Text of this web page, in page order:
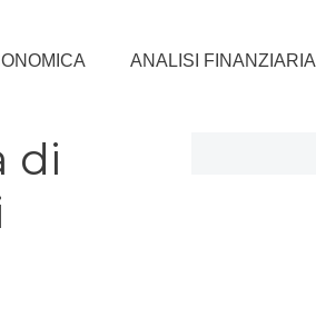
ANALISI FINANZIARIA
di